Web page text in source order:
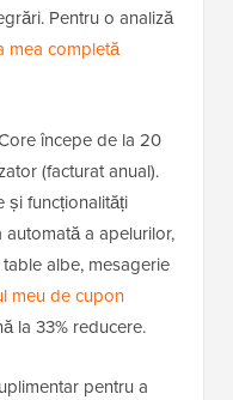
Pentru o analiză
mea completă
începe de la 20
(facturat anual).
și funcționalități
a apelurilor,
albe, mesagerie
meu de cupon
la 33% reducere.
pentru a